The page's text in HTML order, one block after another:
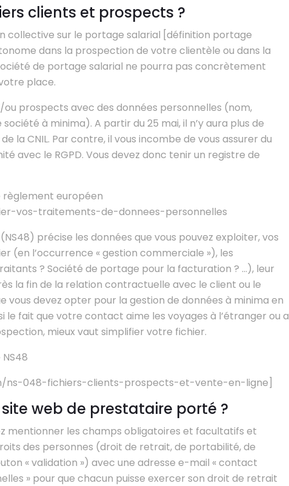
clients et prospects ?
collective sur le portage salarial [définition portage
dans la prospection de votre clientèle ou dans la
de portage salarial ne pourra pas concrètement
place.
prospects avec des données personnelles (nom,
à minima). A partir du 25 mai, il n’y aura plus de
la CNIL. Par contre, il vous incombe de vous assurer du
avec le RGPD. Vous devez donc tenir un registre de
européen
vos-traitements-de-donnees-personnelles
précise les données que vous pouvez exploiter, vos
(en l’occurrence « gestion commerciale »), les
? Société de portage pour la facturation ? …), leur
la fin de la relation contractuelle avec le client ou le
vous devez opter pour la gestion de données à minima en
fait que votre contact aime les voyages à l’étranger ou a
mieux vaut simplifier votre fichier.
ns-048-fichiers-clients-prospects-et-vente-en-ligne]
web de prestataire porté ?
mentionner les champs obligatoires et facultatifs et
des personnes (droit de retrait, de portabilité, de
« validation ») avec une adresse e-mail « contact
» pour que chacun puisse exercer son droit de retrait